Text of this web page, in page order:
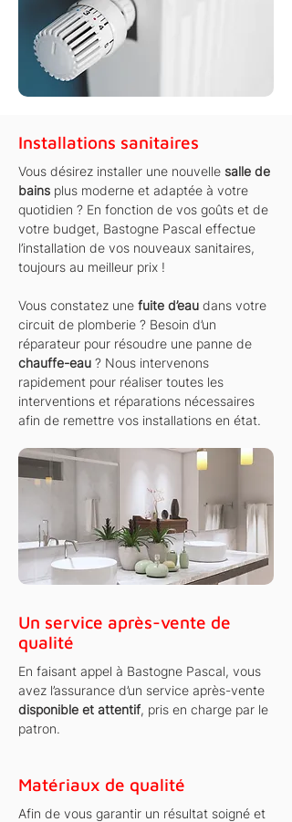
Installations sanitaires
Vous désirez installer une nouvelle salle de
bains plus moderne et adaptée à votre
quotidien ? En fonction de vos goûts et de
votre budget, Bastogne Pascal effectue
l’installation de vos nouveaux sanitaires,
toujours au meilleur prix !
Vous constatez une fuite d’eau dans votre
circuit de plomberie ? Besoin d’un
réparateur pour résoudre une panne de
chauffe-eau ? Nous intervenons
rapidement pour réaliser toutes les
interventions et réparations nécessaires
afin de remettre vos installations en état.
Un service après-vente de
qualité
En faisant appel à Bastogne Pascal, vous
avez l’assurance d’un service après-vente
disponible et attentif, pris en charge par le
patron.
Matériaux de qualité
Afin de vous garantir un résultat soigné et